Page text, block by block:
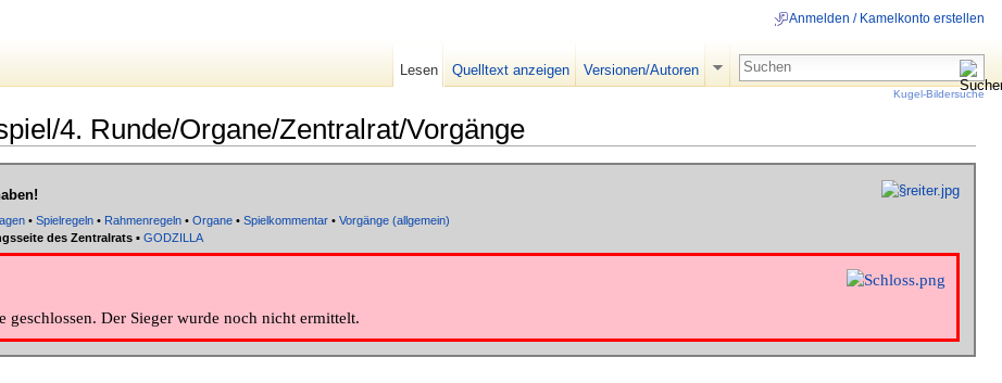
4. Runde/Organe/Zentralrat/Vorgänge
• Spielregeln• Rahmenregeln• Organe• Spielkommentar• Vorgänge (allgemein)
des Zentralrats▪ GODZILLA
geschlossen. Der Sieger wurde noch nicht ermittelt.
Anmelden / Kamelkonto erstellen
Lesen Quelltext anzeigen Versionen/Autoren
Kugel-Bildersuche